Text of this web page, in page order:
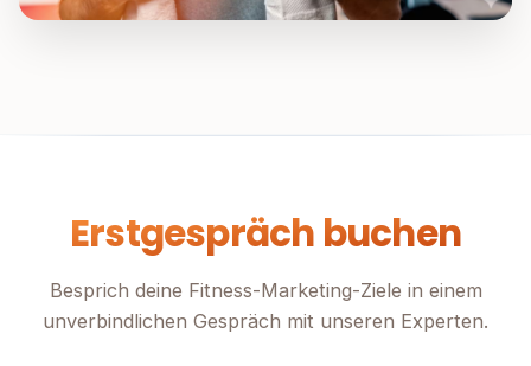
Erstgespräch buchen
Besprich deine Fitness-Marketing-Ziele in einem
unverbindlichen Gespräch mit unseren Experten.